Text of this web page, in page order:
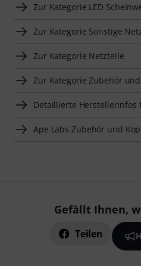
Zur Kategorie LED
Zur Kategorie Sonstige
Zur Kategorie Netzteile
Zur Kategorie Zubehör
Detaillierte Herstellerinfos
Ape Labs Zubehör und
Gefällt Ihnen,
Teilen